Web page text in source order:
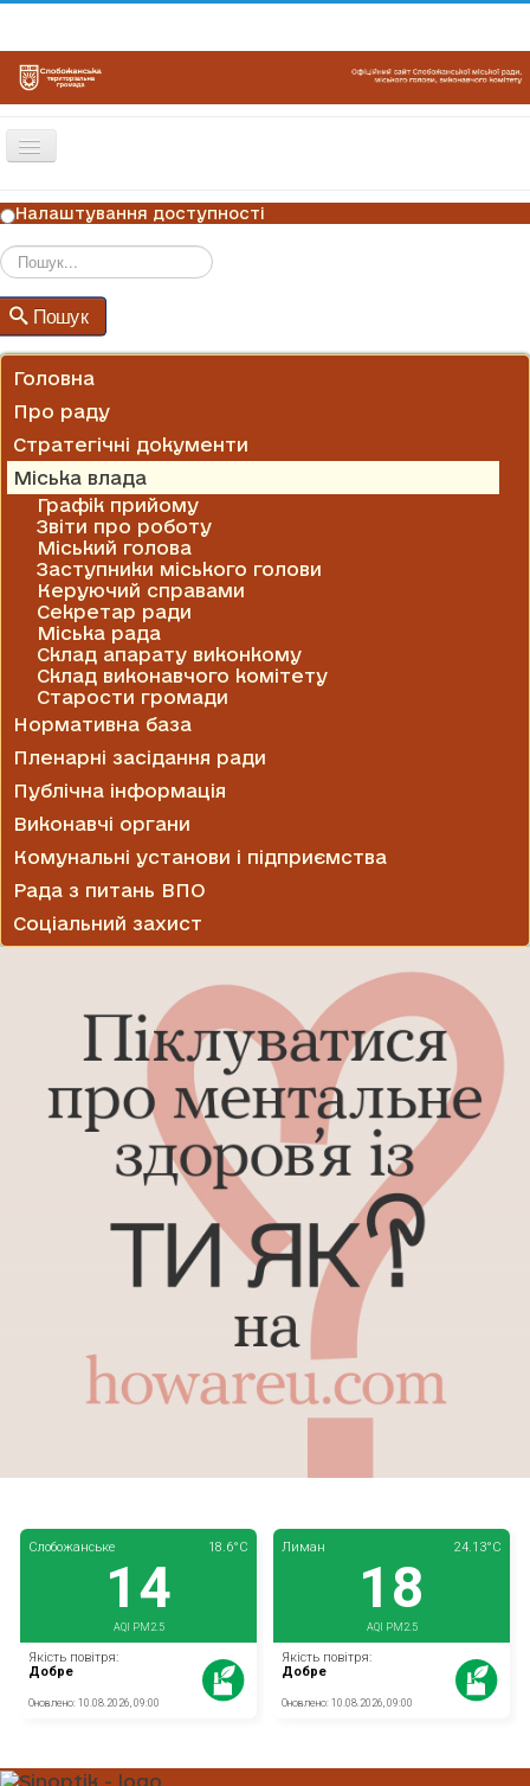
Перемикач
ГОЛОВНА
НОВИНИ
ОГОЛОШЕННЯ
ГРАФІКИ ПРИЙОМУ
Налаштування доступності
Пошук
Головна
Про раду
Стратегічні документи
Міська влада
Графік прийому
Звіти про роботу
Міський голова
Заступники міського голови
Керуючий справами
Секретар ради
Міська рада
Склад апарату виконкому
Склад виконавчого комітету
Старости громади
Нормативна база
Пленарні засідання ради
Публічна інформація
Виконавчі органи
Комунальні установи і підприємства
Рада з питань ВПО
Соціальний захист